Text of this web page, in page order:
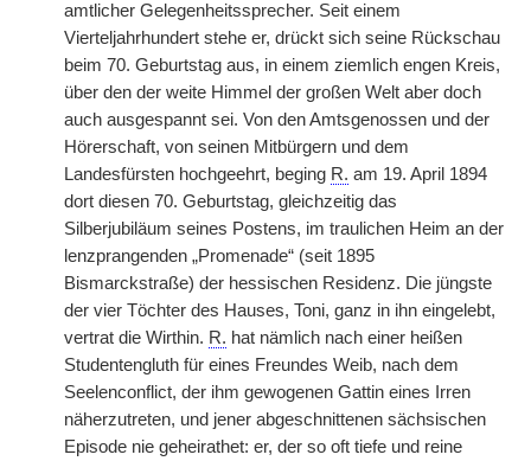
amtlicher Gelegenheitssprecher. Seit einem
Vierteljahrhundert stehe er, drückt sich seine Rückschau
beim 70. Geburtstag aus, in einem ziemlich engen Kreis,
über den der weite Himmel der großen Welt aber doch
auch ausgespannt sei. Von den Amtsgenossen und der
Hörerschaft, von seinen Mitbürgern und dem
Landesfürsten hochgeehrt, beging R. am 19. April 1894
dort diesen 70. Geburtstag, gleichzeitig das
Silberjubiläum seines Postens, im traulichen Heim an der
lenzprangenden „Promenade“ (seit 1895
Bismarckstraße) der hessischen Residenz. Die jüngste
der vier Töchter des Hauses, Toni, ganz in ihn eingelebt,
vertrat die Wirthin. R. hat nämlich nach einer heißen
Studentengluth für eines Freundes Weib, nach dem
Seelenconflict, der ihm gewogenen Gattin eines Irren
näherzutreten, und jener abgeschnittenen sächsischen
Episode nie geheirathet: er, der so oft tiefe und reine